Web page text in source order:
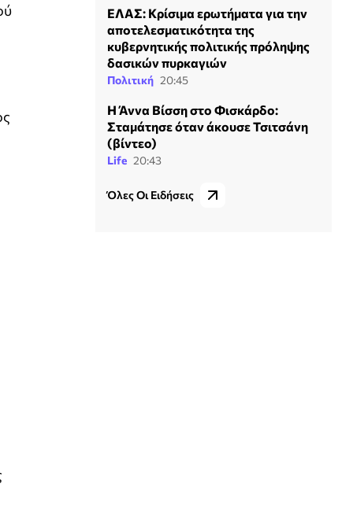
ΕΛΑΣ: Κρίσιμα ερωτήματα για την
αποτελεσματικότητα της
κυβερνητικής πολιτικής πρόληψης
δασικών πυρκαγιών
Πολιτική 20:45
Η Άννα Βίσση στο Φισκάρδο:
Σταμάτησε όταν άκουσε Τσιτσάνη
(βίντεο)
Life 20:43
Όλες Οι Ειδήσεις